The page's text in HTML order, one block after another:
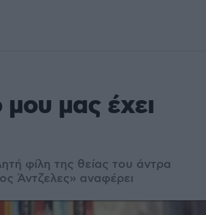
μας έχει
φίλη της θείας του άντρα
Άντζελες» αναφέρει